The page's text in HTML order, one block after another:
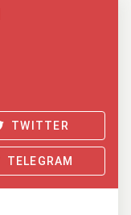
TWITTER
TELEGRAM